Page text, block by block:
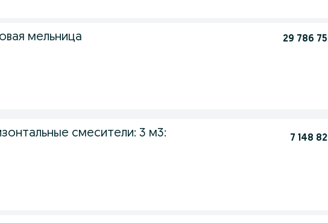
мельница 29 786
смесители: 3 м3:
7 148